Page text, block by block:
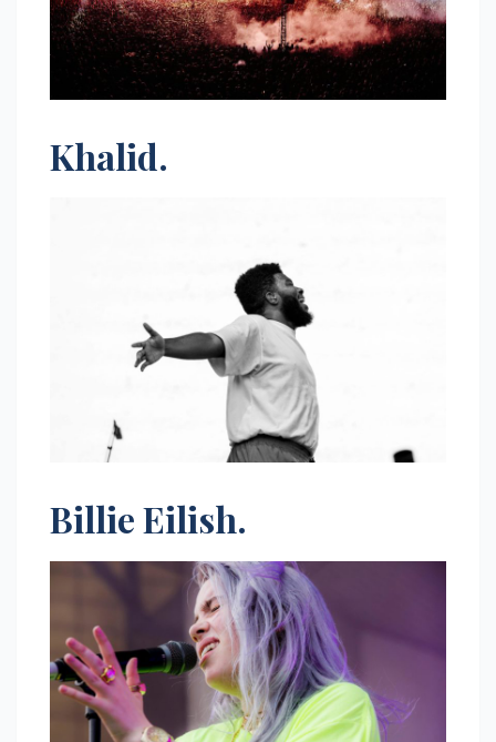
Khalid.
Billie Eilish.